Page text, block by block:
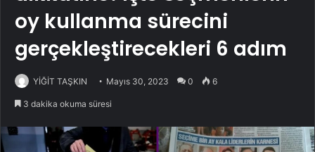
oy kullanma sürecini
gerçekleştirecekleri 6 adım
YİĞİT TAŞKIN Mayıs 30, 2023 0 6
3 dakika okuma süresi